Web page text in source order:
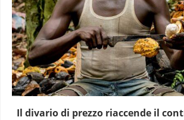
Il divario di prezzo riaccende il